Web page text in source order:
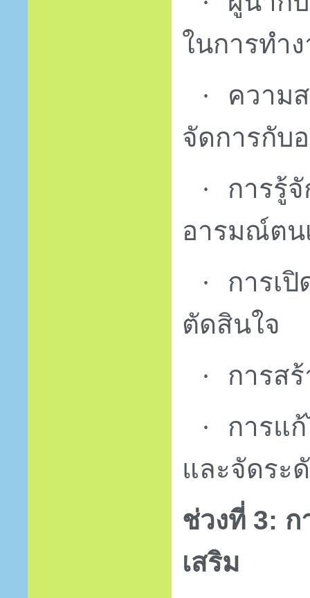
ในการทำ
·
ความ
จัดการกับ
·
การรู้
อารมณ์ตน
·
การเ
ตัดสินใจ
· การส
·
การแ
และจัดระ
ช่วงที่ 3:
เสริม